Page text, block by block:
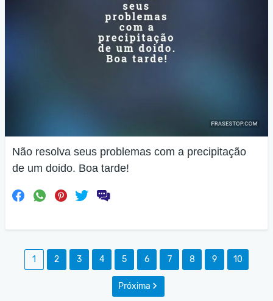
Não resolva seus problemas com a precipitação
de um doido. Boa tarde!
1 2 3 4 5 6 7 8 9 10
Próxima